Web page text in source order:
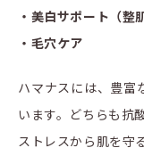
・美白サポート（整
・毛穴ケア
ハマナスには、豊富
います。どちらも抗
ストレスから肌を守